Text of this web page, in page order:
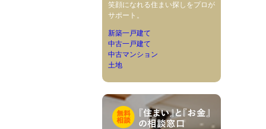
笑顔になれる住まい探しをプロが
サポート。
新築一戸建て
中古一戸建て
中古マンション
土地